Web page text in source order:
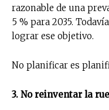
razonable de una
5 % para 2035.
lograr ese objetivo.
No planificar es
3. No reinventar la